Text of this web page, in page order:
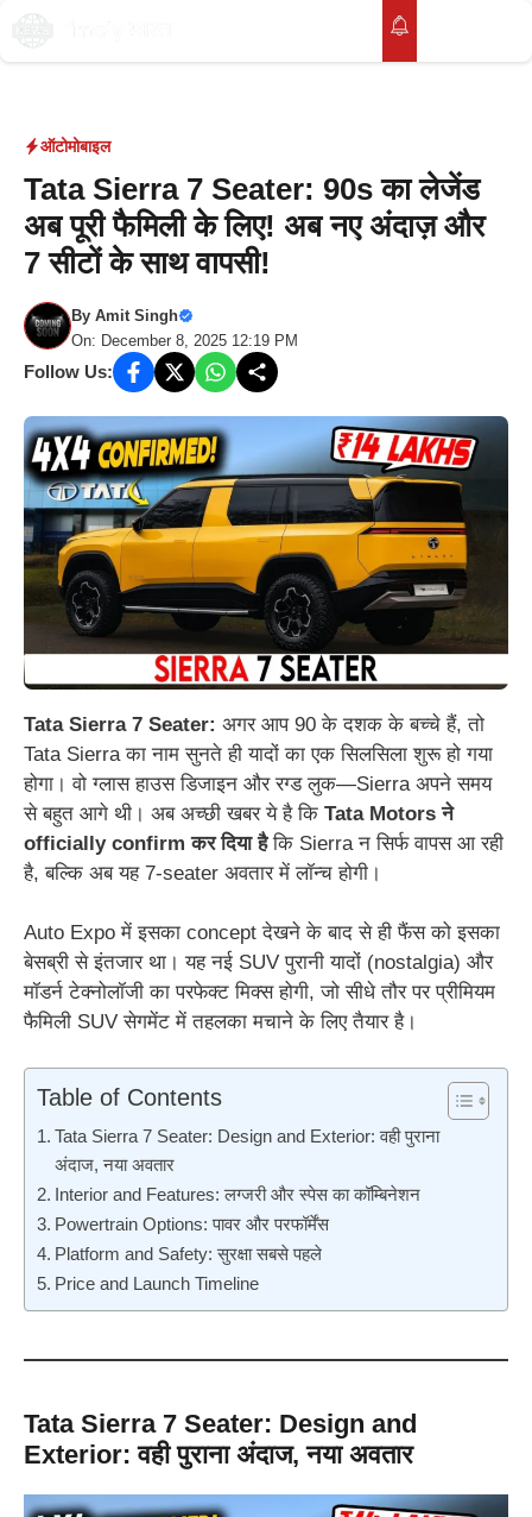
Skip
ऑटोमोबाइल
Tata Sierra 7 Seater: 90s का लेजेंड
अब पूरी फैमिली के लिए! अब नए अंदाज़ और
7 सीटों के साथ वापसी!
By Amit Singh
On: December 8, 2025 12:19 PM
Follow Us:
Tata Sierra 7 Seater: अगर आप 90 के दशक के बच्चे हैं, तो
Tata Sierra का नाम सुनते ही यादों का एक सिलसिला शुरू हो गया
होगा। वो ग्लास हाउस डिजाइन और रग्ड लुक—Sierra अपने समय
से बहुत आगे थी। अब अच्छी खबर ये है कि Tata Motors ने
officially confirm कर दिया हैकि Sierra न सिर्फ वापस आ रही
है, बल्कि अब यह 7-seater अवतार में लॉन्च होगी।
Auto Expo में इसका concept देखने के बाद से ही फैंस को इसका
बेसब्री से इंतजार था। यह नई SUV पुरानी यादों (nostalgia) और
मॉडर्न टेक्नोलॉजी का परफेक्ट मिक्स होगी, जो सीधे तौर पर प्रीमियम
फैमिली SUV सेगमेंट में तहलका मचाने के लिए तैयार है।
Table of Contents
Tata Sierra 7 Seater: Design and Exterior: वही पुराना
अंदाज, नया अवतार
Interior and Features: लग्जरी और स्पेस का कॉम्बिनेशन
Powertrain Options: पावर और परफॉर्मेंस
Platform and Safety: सुरक्षा सबसे पहले
Price and Launch Timeline
Tata Sierra 7 Seater: Design and
Exterior: वही पुराना अंदाज, नया अवतार